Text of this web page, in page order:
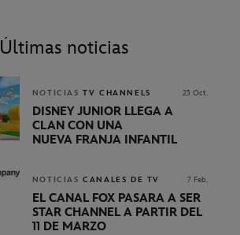
Últimas noticias
NOTICIAS TV CHANNELS 23 Oct.
DISNEY JUNIOR LLEGA A
CLAN CON UNA
NUEVA FRANJA INFANTIL
NOTICIAS CANALES DE TV 7 Feb.
EL CANAL FOX PASARÁ A SER
STAR CHANNEL A PARTIR DEL
11 DE MARZO